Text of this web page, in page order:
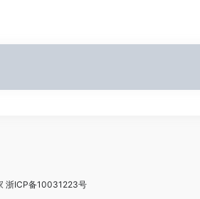
浙ICP备10031223号